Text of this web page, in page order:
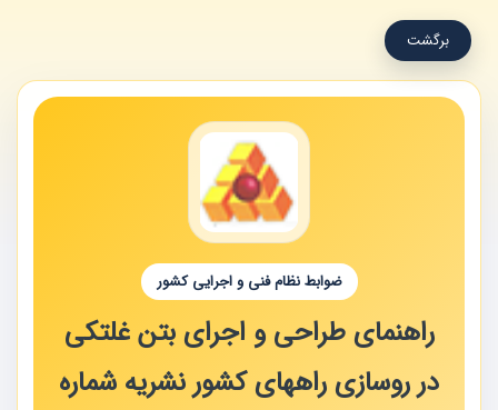
برگشت
ضوابط نظام فنی و اجرایی کشور
راهنمای طراحی و اجرای بتن غلتکی
در روسازی راههای کشور نشریه شماره